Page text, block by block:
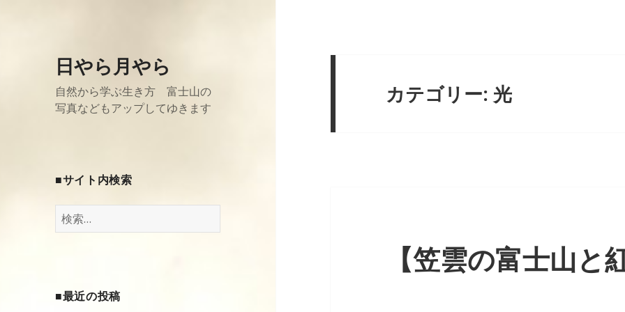
日やら月やら
自然から学ぶ生き方 富士山の
写真などもアップしてゆきます
■サイト内検索
検
索
■最近の投稿
カテゴリー: 光
【笠雲の富士山と